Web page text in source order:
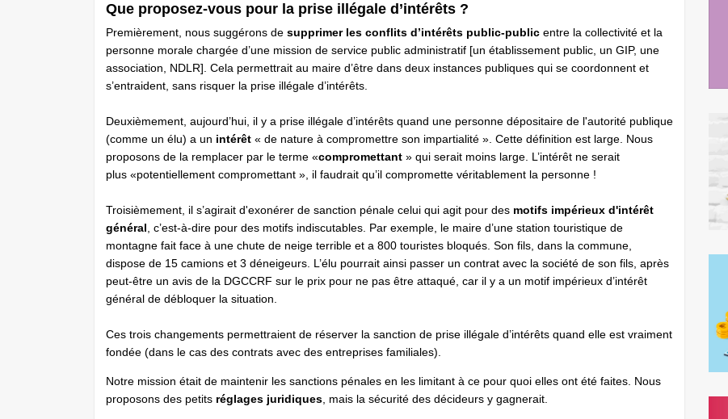
Que proposez-vous pour la prise illégale d’intérêts ?
Premièrement, nous suggérons de supprimer les conflits d’intérêts public-public entre la collectivité et la
personne morale chargée d’une mission de service public administratif [un établissement public, un GIP, une
association, NDLR]. Cela permettrait au maire d’être dans deux instances publiques qui se coordonnent et
s’entraident, sans risquer la prise illégale d’intérêts.
Deuxièmement, aujourd’hui, il y a prise illégale d’intérêts quand une personne dépositaire de l'autorité publique
(comme un élu) a un intérêt « de nature à compromettre son impartialité ». Cette définition est large. Nous
proposons de la remplacer par le terme «compromettant » qui serait moins large. L’intérêt ne serait
plus «potentiellement compromettant », il faudrait qu’il compromette véritablement la personne !
Troisièmement, il s’agirait d'exonérer de sanction pénale celui qui agit pour des motifs impérieux d'intérêt
général , c’est-à-dire pour des motifs indiscutables. Par exemple, le maire d’une station touristique de
montagne fait face à une chute de neige terrible et a 800 touristes bloqués. Son fils, dans la commune,
dispose de 15 camions et 3 déneigeurs. L’élu pourrait ainsi passer un contrat avec la société de son fils, après
peut-être un avis de la DGCCRF sur le prix pour ne pas être attaqué, car il y a un motif impérieux d’intérêt
général de débloquer la situation.
Ces trois changements permettraient de réserver la sanction de prise illégale d’intérêts quand elle est vraiment
fondée (dans le cas des contrats avec des entreprises familiales).
Notre mission était de maintenir les sanctions pénales en les limitant à ce pour quoi elles ont été faites. Nous
proposons des petits réglages juridiques , mais la sécurité des décideurs y gagnerait.